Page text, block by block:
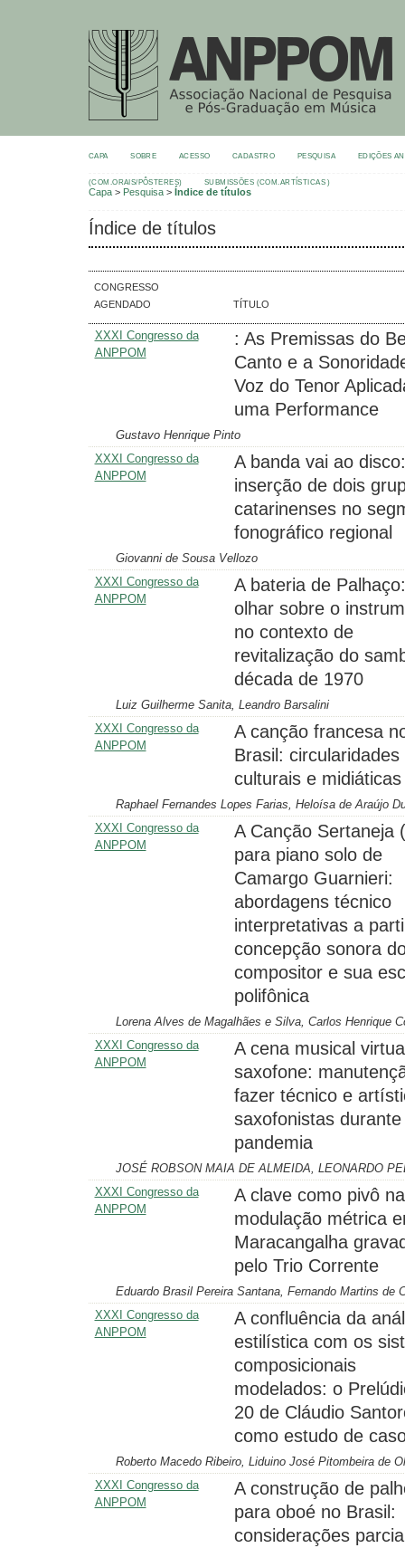
CAPA SOBRE ACESSO CADASTRO PESQUISA EDIÇÕES
(COM.ORAIS/PÔSTERES) SUBMISSÕES (COM.ARTÍSTICAS )
Capa > Pesquisa > Índice de títulos
Índice de títulos
CONGRESSO
AGENDADO
TÍTULO
XXXI Congresso da
ANPPOM
: As Premissas do
Canto e a
Voz do Tenor
uma Performance
Gustavo Henrique Pinto
XXXI Congresso da
ANPPOM
A banda vai ao
inserção de dois
catarinenses no
fonográfico regional
Giovanni de Sousa Vellozo
XXXI Congresso da
ANPPOM
A bateria de
olhar sobre o
no contexto de
revitalização do
década de 1970
Luiz Guilherme Sanita, Leandro Barsalini
XXXI Congresso da
ANPPOM
A canção francesa
Brasil: circularidades
culturais e midiáticas
Raphael Fernandes Lopes Farias, Heloísa de Araújo
XXXI Congresso da
ANPPOM
A Canção Sertaneja
para piano solo de
Camargo Guarnieri:
abordagens técnico
interpretativas a
concepção sonora
compositor e sua
polifônica
Lorena Alves de Magalhães e Silva, Carlos Henrique
XXXI Congresso da
ANPPOM
A cena musical
saxofone:
fazer técnico e
saxofonistas durante
pandemia
JOSÉ ROBSON MAIA DE ALMEIDA, LEONARDO
XXXI Congresso da
ANPPOM
A clave como pivô na
modulação métrica
Maracangalha
pelo Trio Corrente
Eduardo Brasil Pereira Santana, Fernando Martins de
XXXI Congresso da
ANPPOM
A confluência da
estilística com os
composicionais
modelados: o
20 de Cláudio
como estudo de
Roberto Macedo Ribeiro, Liduino José Pitombeira de
XXXI Congresso da
ANPPOM
A construção de
para oboé no Brasil:
considerações